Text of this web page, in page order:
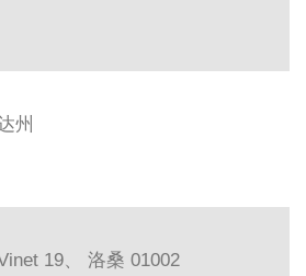
州
19、 洛桑 01002